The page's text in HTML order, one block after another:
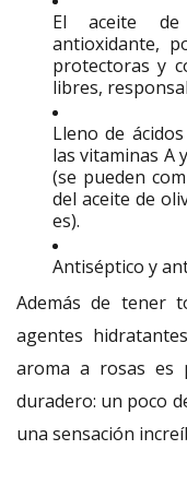
El aceite
antioxidante,
protectoras y
libres,
Lleno de
las vitaminas A
(se pueden
del aceite de
es).
Antiséptico y
Además de tener
agentes
aroma a rosas es
duradero: un poco
una sensación